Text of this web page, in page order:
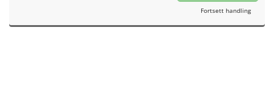
Fortsett handling